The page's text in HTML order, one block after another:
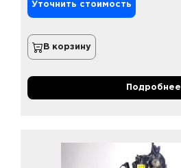
Уточнить стоимость
В корзину
Подробнее